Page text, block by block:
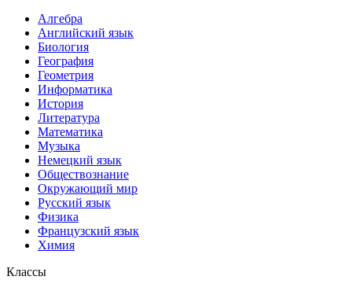
Алгебра
Английский язык
Биология
География
Геометрия
Информатика
История
Литература
Математика
Музыка
Немецкий язык
Обществознание
Окружающий мир
Русский язык
Физика
Французский язык
Химия
Классы